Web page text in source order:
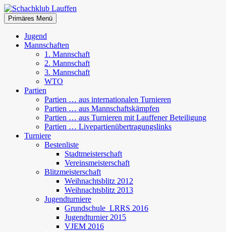
Zum
Inhalt
springen
Schachklub Lauffen
Suchen
Primäres Menü
Jugend
Mannschaften
1. Mannschaft
2. Mannschaft
3. Mannschaft
WTO
Partien
Partien … aus internationalen Turnieren
Partien … aus Mannschaftskämpfen
Partien … aus Turnieren mit Lauffener Beteiligung
Partien … Livepartienübertragungslinks
Turniere
Bestenliste
Stadtmeisterschaft
Vereinsmeisterschaft
Blitzmeisterschaft
Weihnachtsblitz 2012
Weihnachtsblitz 2013
Jugendturniere
Grundschule_LRRS 2016
Jugendturnier 2015
VJEM 2016